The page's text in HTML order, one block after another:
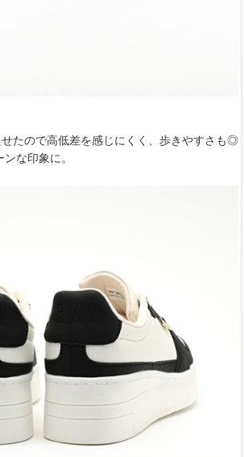
たので高低差を感じにくく、歩きやすさも◎
な印象に。